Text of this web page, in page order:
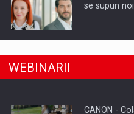
compania intr-o
se supun
Raport
WEBINARII
CANON -